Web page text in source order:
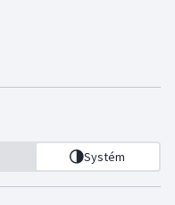
Systém